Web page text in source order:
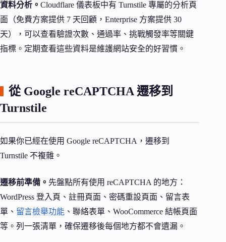
資料分析。 Cloudflare 儀表板中有 Turnstile 專屬的分析頁
面（免費方案提供 7 天回顧，Enterprise 方案提供 30
天），可以查看驗證次數、通過率、挑戰觸發率等關鍵
指標。定期查看這些資料是維護網站安全的好習慣。
從 Google reCAPTCHA 遷移到
Turnstile
如果你已經在使用 Google reCAPTCHA，遷移到
Turnstile 不複雜。
遷移前準備。 先盤點所有使用 reCAPTCHA 的地方：
WordPress 登入頁、註冊頁面、密碼重設頁面、留言表
單、 留言檢舉功能 、聯絡表單、WooCommerce 結帳頁面
等。列一張清單，確保遷移後每個地方都不會遺漏。